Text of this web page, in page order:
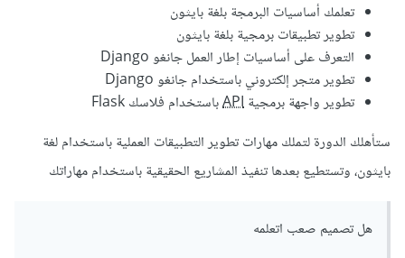
تعلمك أساسيات البرمجة بلغة بايثون
تطوير تطبيقات برمجية بلغة بايثون
التعرف على أساسيات إطار العمل جانغو Django
تطوير متجر إلكتروني باستخدام جانغو Django
تطوير واجهة برمجيةAPIباستخدام فلاسك Flask
ستأهلك الدورة لتملك مهارات تطوير التطبيقات العملية باستخدام لغة
بايثون، وتستطيع بعدها تنفيذ المشاريع الحقيقية باستخدام مهاراتك
هل تصميم صعب اتعلمه